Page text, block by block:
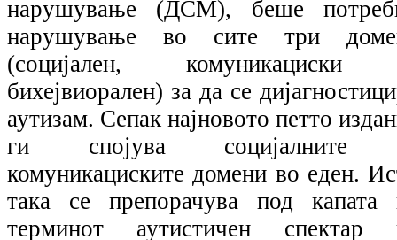
нарушување (ДСМ), беше
нарушување во сите три
(социјален,
бихејвиорален) за да се
аутизам. Сепак најновото петто
ги спојува социјалните
комуникациските домени во еден.
така се препорачува под капата
терминот аутистичен спектар